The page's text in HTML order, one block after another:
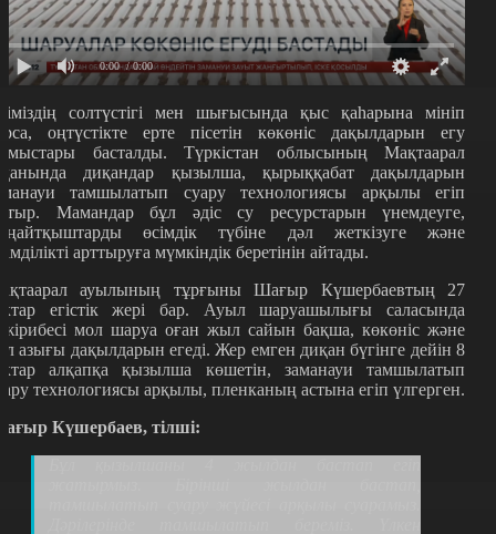
0:00 / 0:00
солтүстігі мен шығысында қыс қаһарына мініп
оңтүстікте ерте пісетін көкөніс дақылдарын егу
басталды. Түркістан облысының Мақтаарал
диқандар қызылша, қырыққабат дақылдарын
тамшылатып суару технологиясы арқылы егіп
Мамандар бұл әдіс су ресурстарын үнемдеуге,
өсімдік түбіне дәл жеткізуге және
арттыруға мүмкіндік беретінін айтады.
ауылының тұрғыны Шағыр Күшербаевтың 27
егістік жері бар. Ауыл шаруашылығы саласында
мол шаруа оған жыл сайын бақша, көкөніс және
азығы дақылдарын егеді. Жер емген диқан бүгінге дейін 8
алқапқа қызылша көшетін, заманауи тамшылатып
технологиясы арқылы, пленканың астына егіп үлгерген.
Күшербаев, тілші: